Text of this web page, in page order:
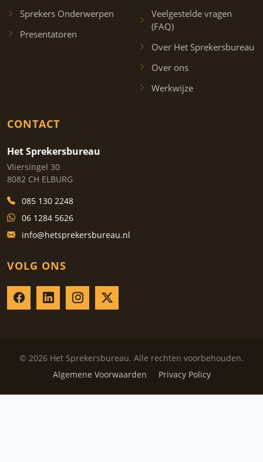
Sprekers Onderwerpen
Presentatoren
Veelgestelde vragen
(FAQ)
Over Het Sprekersbureau
Over ons
Werkwijze
CONTACT
Het Sprekersbureau
Vliersingel 30
8082 CH ELBURG
085 130 2248
06 1284 5626
info@hetsprekersbureau.nl
VOLG ONS
© 2026 Het Sprekersbureau. Alle rechten voorbehouden.
Algemene Voorwaarden
Privacy Policy